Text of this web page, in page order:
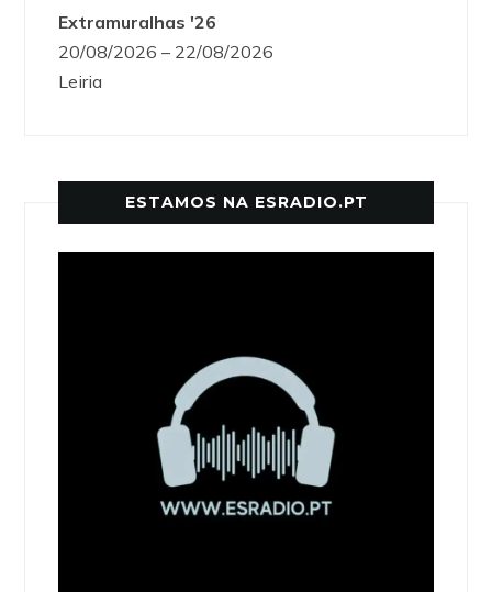
Extramuralhas '26
20/08/2026 – 22/08/2026
Leiria
ESTAMOS NA ESRADIO.PT